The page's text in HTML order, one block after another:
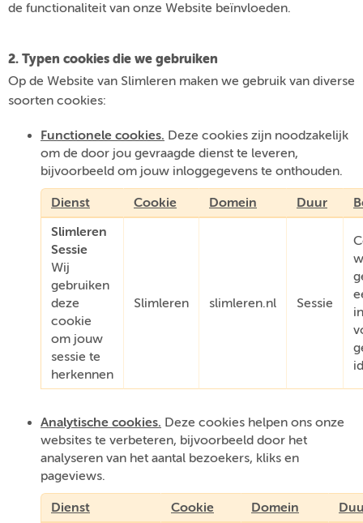
de functionaliteit van onze Website beïnvloeden.
2. Typen cookies die we gebruiken
Op de Website van Slimleren maken we gebruik van diverse
soorten cookies:
Functionele cookies. Deze cookies zijn noodzakelijk
om de door jou gevraagde dienst te leveren,
bijvoorbeeld om jouw inloggegevens te onthouden.
Dienst Cookie Domein Duur
Slimleren
Sessie
Wij
gebruiken
deze
cookie
om jouw
sessie te
herkennen
Slimleren slimleren.nl Sessie
Analytische cookies. Deze cookies helpen ons onze
websites te verbeteren, bijvoorbeeld door het
analyseren van het aantal bezoekers, kliks en
pageviews.
Dienst Cookie Domein